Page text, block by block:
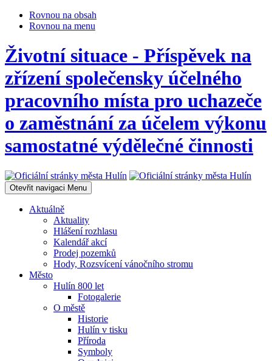
Rovnou na obsah
Rovnou na menu
Životní situace - Příspěvek na
zřízení společensky účelného
pracovního místa pro uchazeče
o zaměstnání za účelem výkonu
samostatné výdělečné činnosti
Otevřit navigaci Menu
Aktuálně
Aktuality
Hlášení rozhlasu
Kalendář akcí
Prodej pozemků
Hody, Rozsvícení vánočního stromu
Město
Hulín 800 let
Fotogalerie
O městě
Historie
Hulín v tisku
Příroda
Symboly